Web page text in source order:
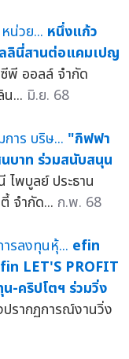
หนึ่งแก้ว
ลินี่สานต่อแคมเปญ
ออลล์ จำกัด
... มิ.ย. 68
"กิฟฟา
บาท ร่วมสนับสนุน
พบูลย์ ประธาน
จำกัด... ก.พ. 68
efin
LET'S PROFIT
-คริปโตฯ ร่วมวิ่ง
รากฏการณ์งานวิ่ง